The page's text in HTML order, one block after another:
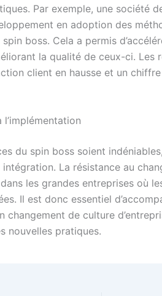
Par exemple, une société
en adoption des
boss. Cela a permis
la qualité de ceux-ci. Les
client en hausse et un
du spin boss soient
La résistance au
les grandes entreprises où
Il est donc essentiel
changement de culture
nouvelles pratiques.